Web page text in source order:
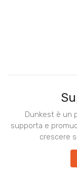
Dunkest è un
supporta e
crescere